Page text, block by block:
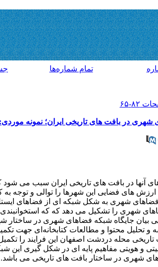
تمام شماره‌ها
در بافت های تاریخی ایران؛ نمونه
آنها در بافت های تاریخی ایران سبب می
ارزش های فضایی این شهرها را توالی و توجه
شهری به شکل شبکه ای از فضاهای
شهری را تشکیل می دهد که که
جایگاه شبکه فضاهای شهری در ساختار
و تحلیل محتوا و مطالعات کتابخانه‌ای جهت
محله دردشت اصفهان این فرایند را
و هویتی مفاهیم پایه ای در شکل گیری این
شهری در ساختار بافت های تاریخی می باشد.